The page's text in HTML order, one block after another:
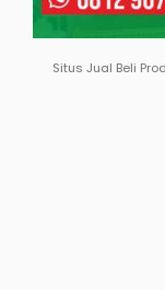
Situs Jual Beli